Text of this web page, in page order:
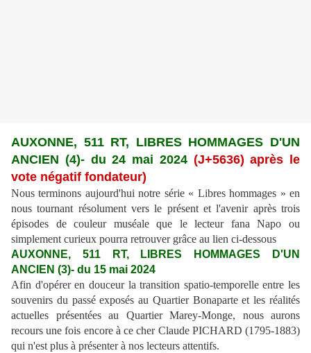
AUXONNE, 511 RT, LIBRES HOMMAGES D'UN
ANCIEN (4)- du 24 mai 2024 (J+5636) après le
vote négatif fondateur)
Nous terminons aujourd'hui notre série « Libres hommages » en
nous tournant résolument vers le présent et l'avenir après trois
épisodes de couleur muséale que le lecteur fana Napo ou
simplement curieux pourra retrouver grâce au lien ci-dessous
AUXONNE, 511 RT, LIBRES HOMMAGES D'UN
ANCIEN (3)- du 15 mai 2024
Afin d'opérer en douceur la transition spatio-temporelle entre les
souvenirs du passé exposés au Quartier Bonaparte et les réalités
actuelles présentées au Quartier Marey-Monge, nous aurons
recours une fois encore à ce cher Claude PICHARD (1795-1883)
qui n'est plus à présenter à nos lecteurs attentifs.